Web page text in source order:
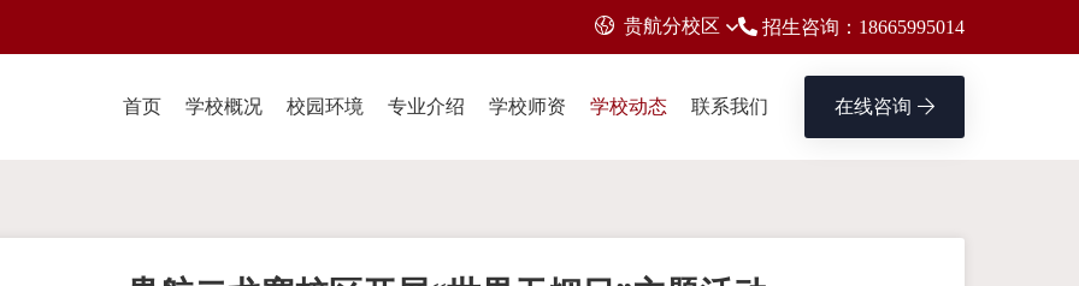
贵航分校区 招生咨询：18665995014
首页 学校概况 校园环境 专业介绍 学校师资 学校动态 联系我们 在线咨询